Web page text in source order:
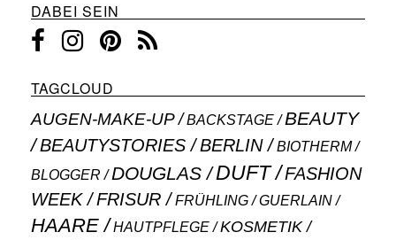
DABEI SEIN
TAGCLOUD
AUGEN-MAKE-UP BACKSTAGE BEAUTY
BEAUTYSTORIES BERLIN
BIOTHERM
BLOGGER
DOUGLAS DUFT
FASHION
WEEK
FRISUR FRÜHLING GUERLAIN
HAARE HAUTPFLEGE
KOSMETIK